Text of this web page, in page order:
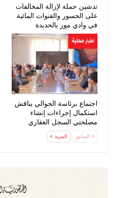
تدشين حملة لإزالة المخالفات
على الجسور والقنوات المائية
في وادي مور بالحديدة
اخبار محلية
اجتماع برئاسة الحوالي يناقش
استكمال إجراءات إنشاء
مصلحتي السجل العقاري
والتوثيق…
السابق المزيد